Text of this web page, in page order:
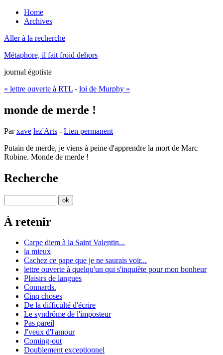
Home
Archives
Aller à la recherche
Métaphore, il fait froid dehors
journal égotiste
« lettre ouverte à RTL - loi de Murphy »
monde de merde !
Parxave lez'Arts - Lien permanent
Putain de merde, je viens à peine d'apprendre la mort de Marc
Robine. Monde de merde !
Recherche
À retenir
Carpe diem à la Saint Valentin...
la mieux
Cachez ce pape que je ne saurais voir...
lettre ouverte à quelqu'un qui s'inquiète pour mon bonheur
Plaisirs de langues
Connards.
Cinq choses
De la difficulté d'écrire
Le syndrôme de l'imposteur
Pas pareil
J'veux d'l'amour
Coming-out
Doublement exceptionnel